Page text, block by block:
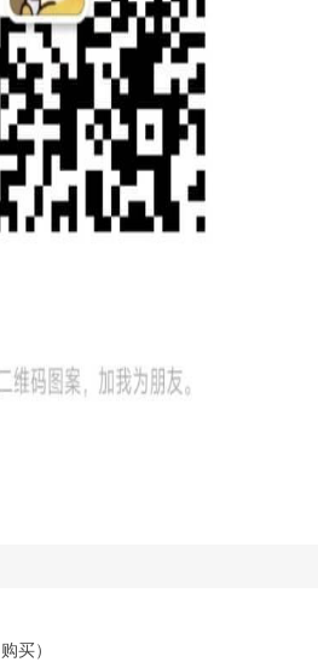
购买）